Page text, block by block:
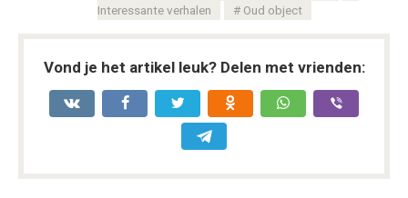
Interessante verhalen
Oud object
Vond je het artikel leuk? Delen met vrienden: